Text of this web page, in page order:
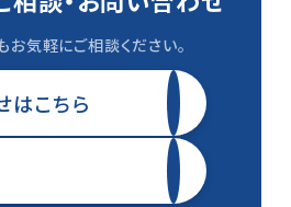
お気軽にご相談ください。
はこちら